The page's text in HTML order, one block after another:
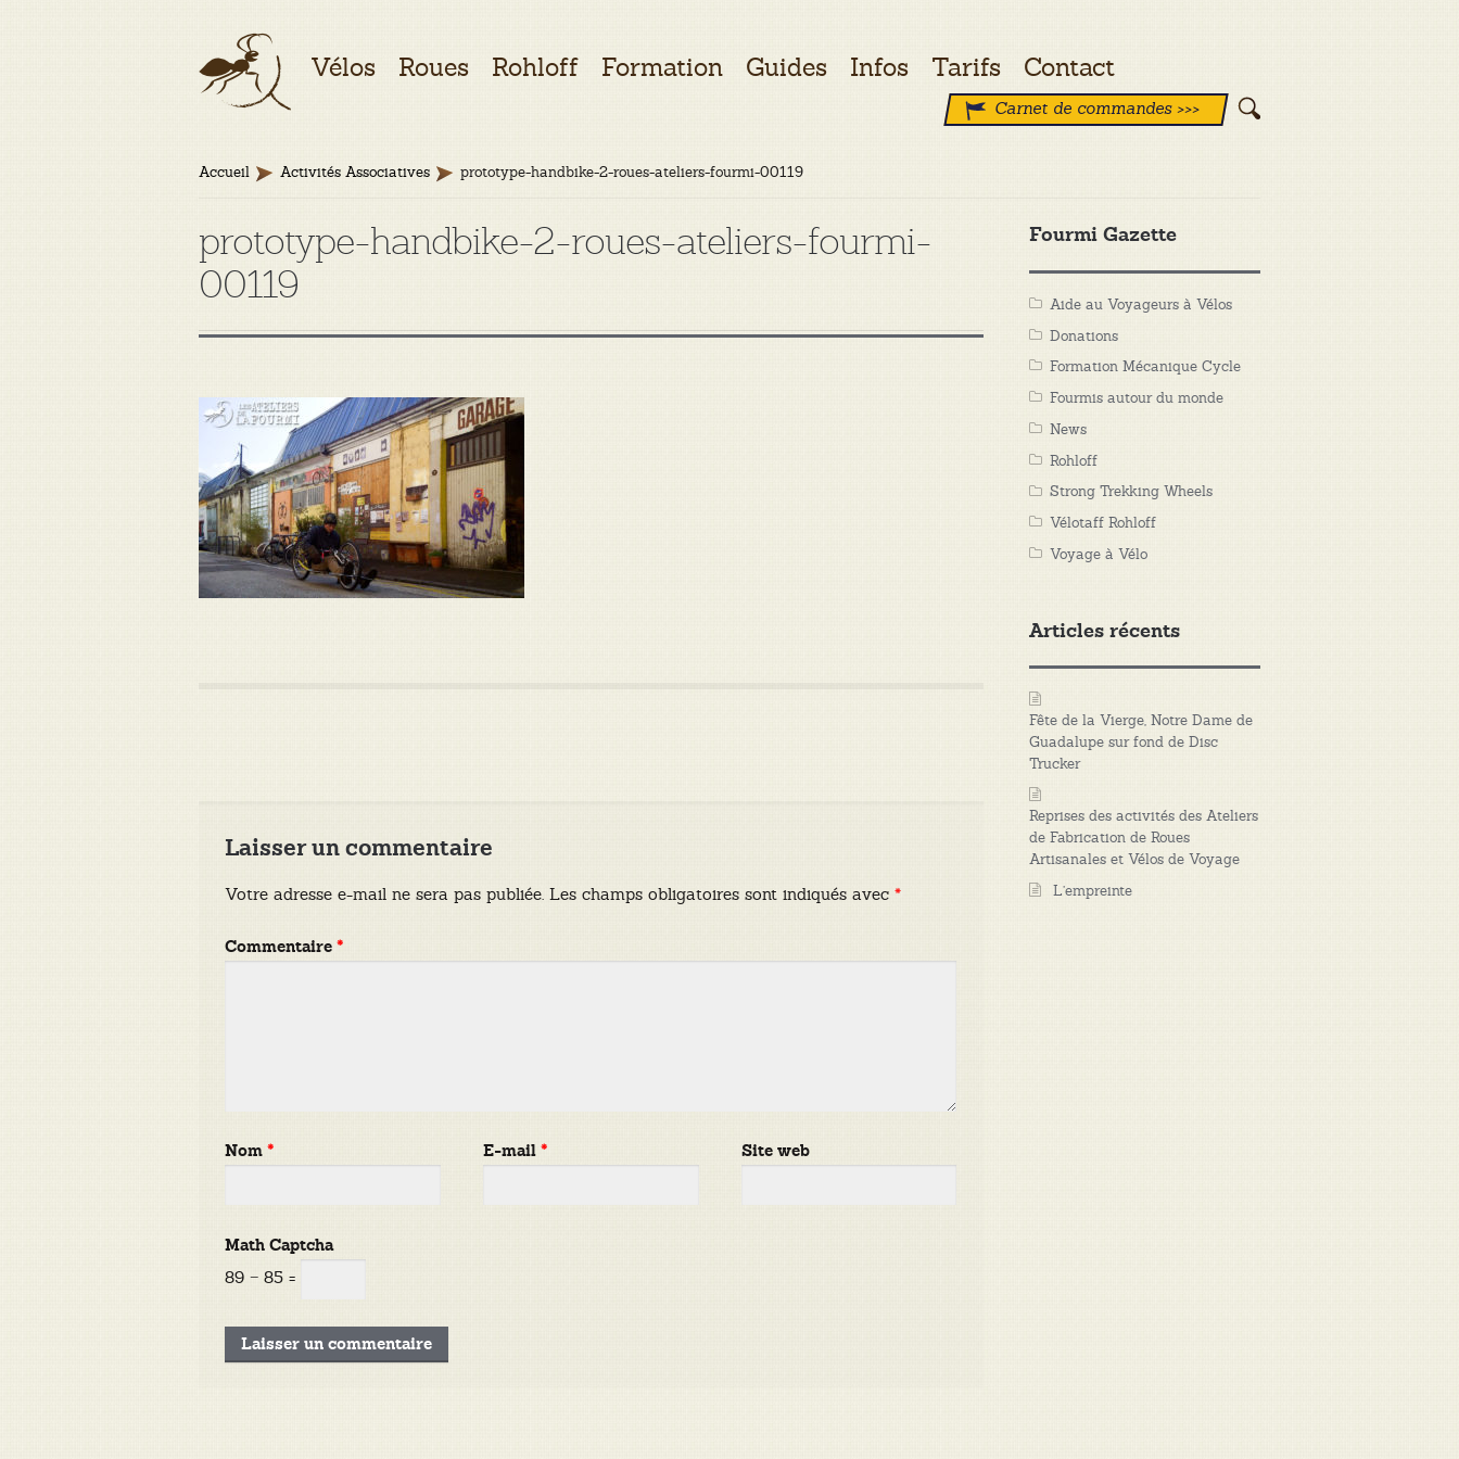
Aller
Aller
au
Vélos Roues Rohloff Formation Guides Infos Tarifs Contact
Carnet de commandes >>>
Accueil Activités Associatives prototype-handbike-2-roues-ateliers-fourmi-00119
prototype-handbike-2-roues-ateliers-fourmi-
00119
Laisser un commentaire
Votre adresse e-mail ne sera pas publiée. Les champs obligatoires sont indiqués avec*
Commentaire*
Nom* E-mail* Site web
Math Captcha
89 − 85 =
Fourmi Gazette
Aide au Voyageurs à Vélos
Donations
Formation Mécanique Cycle
Fourmis autour du monde
News
Rohloff
Strong Trekking Wheels
Vélotaff Rohloff
Voyage à Vélo
Articles récents
Fête de la Vierge, Notre Dame de
Guadalupe sur fond de Disc
Trucker
Reprises des activités des Ateliers
de Fabrication de Roues
Artisanales et Vélos de Voyage
L’empreinte